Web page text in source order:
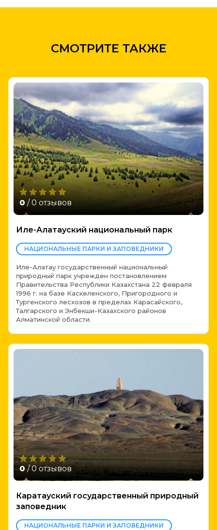
СМОТРИТЕ ТАКЖЕ
0 / 0 отзывов
Иле-Алатауский национальный парк
НАЦИОНАЛЬНЫЕ ПАРКИ И ЗАПОВЕДНИКИ
Иле-Алатау государственный национальный
природный парк учрежден постановлением
Правительства Республики Казахстана 22 февраля
1996 г. на базе Каскеленского, Пригородного и
Тургенского лесхозов в пределах Карасайского,
Талгарского и Энбекши-Казахского районов
Алматинской области.
0 / 0 отзывов
Каратауский государственный природный
заповедник
НАЦИОНАЛЬНЫЕ ПАРКИ И ЗАПОВЕДНИКИ